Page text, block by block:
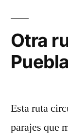
Otra
Esta ruta
parajes que